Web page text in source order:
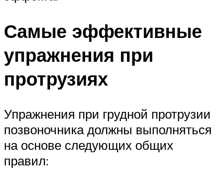
Самые эффективные
упражнения при
протрузиях
Упражнения при грудной протрузии
позвоночника должны выполняться
на основе следующих общих
правил: